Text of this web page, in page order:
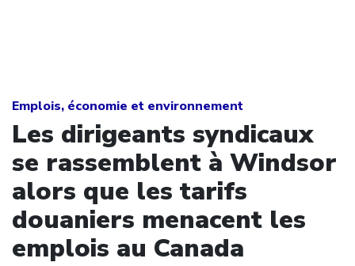
Emplois, économie et environnement
Les dirigeants syndicaux
se rassemblent à Windsor
alors que les tarifs
douaniers menacent les
emplois au Canada